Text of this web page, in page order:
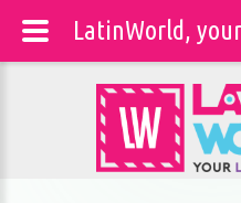
LatinWorld,